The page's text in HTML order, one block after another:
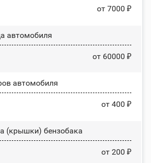
от 7000 ₽
автомобиля
от 60000 ₽
автомобиля
от 400 ₽
(крышки) бензобака
от 200 ₽